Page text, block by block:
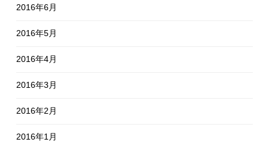
2016年6月
2016年5月
2016年4月
2016年3月
2016年2月
2016年1月